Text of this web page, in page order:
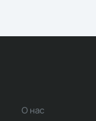
О нас